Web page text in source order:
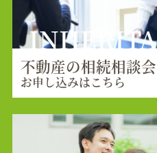
不動産の相続相談会
お申し込みはこちら